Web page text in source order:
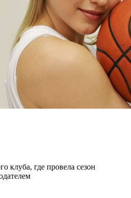
клуба, где провела сезон